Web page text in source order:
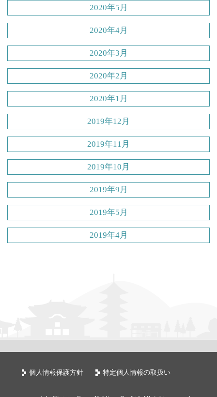
2020年5月
2020年4月
2020年3月
2020年2月
2020年1月
2019年12月
2019年11月
2019年10月
2019年9月
2019年5月
2019年4月
個人情報保護方針 特定個人情報の取扱い